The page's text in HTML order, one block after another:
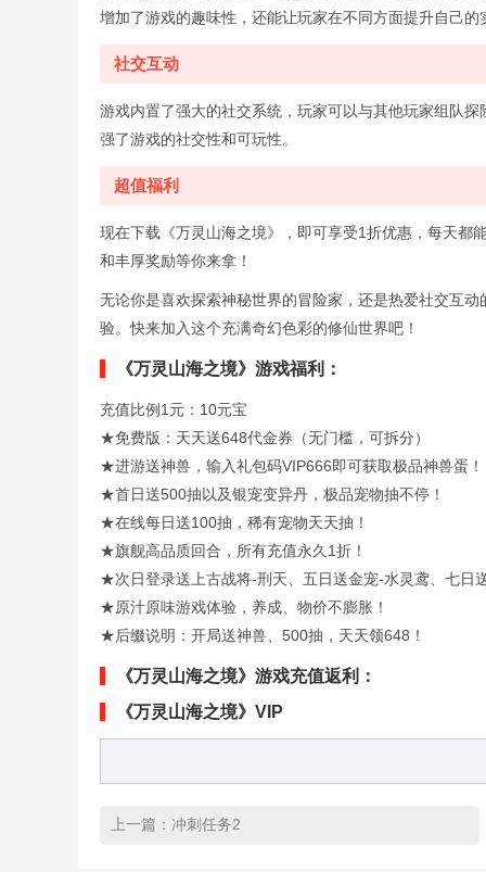
增加了游戏的趣味性，还能让玩家在不同方面提升自己的
社交互动
游戏内置了强大的社交系统，玩家可以与其他玩家组队
强了游戏的社交性和可玩性。
超值福利
现在下载《万灵山海之境》，即可享受1折优惠，每天都
和丰厚奖励等你来拿！
无论你是喜欢探索神秘世界的冒险家，还是热爱社交互
验。快来加入这个充满奇幻色彩的修仙世界吧！
《万灵山海之境》游戏福利：
充值比例1元：10元宝
★免费版：天天送648代金券（无门槛，可拆分）
★进游送神兽，输入礼包码VIP666即可获取极品神兽蛋！
★首日送500抽以及银宠变异丹，极品宠物抽不停！
★在线每日送100抽，稀有宠物天天抽！
★旗舰高品质回合，所有充值永久1折！
★次日登录送上古战将-刑天、五日送金宠-水灵鸢、七日
★原汁原味游戏体验，养成、物价不膨胀！
★后缀说明：开局送神兽、500抽，天天领648！
《万灵山海之境》游戏充值返利：
《万灵山海之境》VIP
上一篇： 冲刺任务2